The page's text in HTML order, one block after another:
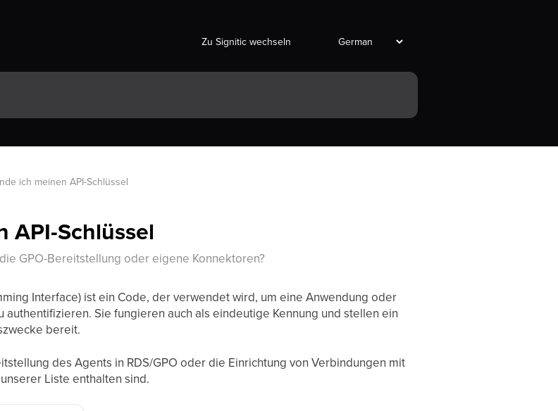
Zu Signitic wechseln
ich meinen API-Schlüssel
API-Schlüssel
GPO-Bereitstellung oder eigene Konnektoren?
Interface) ist ein Code, der verwendet wird, um eine Anwendung oder
Sie fungieren auch als eindeutige Kennung und stellen ein
bereit.
des Agents in RDS/GPO oder die Einrichtung von Verbindungen mit
Liste enthalten sind.